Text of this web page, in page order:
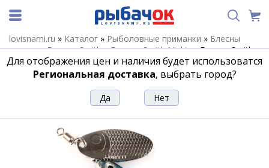
lovisnami.ru » Каталог » Рыболовные приманки » Блесны
летние»Блесны Smith»Блесны Smith Niakis»Блесна Smith
Niakis 3,0гр. №15Silver
Блесна Smith Niakis 3,0гр. №15Silver
Для отображения цен и наличия будет использоватся
Региональная доставка, выбрать город?